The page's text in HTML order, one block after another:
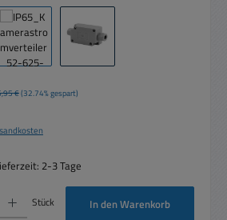
Preis:
€(32.74% gespart)
2-3 Tage
Wert ein oder benutze die Schaltflächen um
Stück In den Warenkorb